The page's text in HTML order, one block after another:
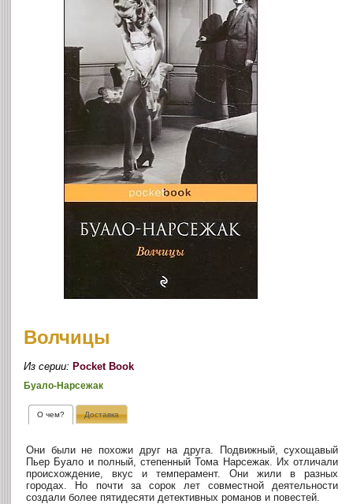
Волчицы
Из серии:Pocket Book
Буало-Нарсежак
О чем? Доставка
Они были не похожи друг на друга. Подвижный, сухощавый
Пьер Буало и полный, степенный Тома Нарсежак. Их отличали
происхождение, вкус и темперамент. Они жили в разных
городах. Но почти за сорок лет совместной деятельности
создали более пятидесяти детективных романов и повестей.